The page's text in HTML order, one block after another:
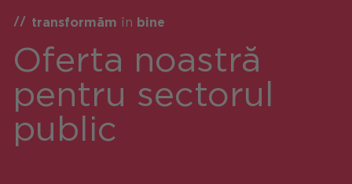
transformăm în bine
Oferta noastră
pentru sectorul
public